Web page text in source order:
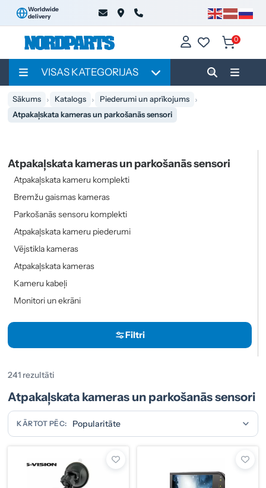
Worldwide
delivery
0
VISAS KATEGORIJAS
Sākums Katalogs
Piederumi un aprīkojums
Atpakaļskata kameras un parkošanās sensori
Atpakaļskata kameras un parkošanās sensori
Atpakaļskata kameru komplekti
Bremžu gaismas kameras
Parkošanās sensoru komplekti
Atpakaļskata kameru piederumi
Vējstikla kameras
Atpakaļskata kameras
Kameru kabeļi
Monitori un ekrāni
Filtri
241 rezultāti
Atpakaļskata kameras un parkošanās sensori
KĀRTOT PĒC: